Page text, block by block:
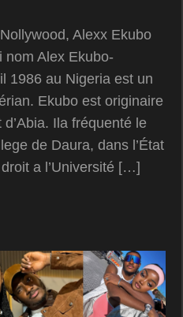
Alexx Ekubo
nom Alex Ekubo-
1986 au Nigeria est un
Ekubo est originaire
d’Abia. Ila fréquenté le
de Daura, dans l’État
a l’Université […]